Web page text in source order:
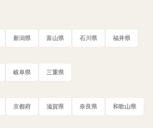
新潟県 富山県 石川県 福井県
岐阜県 三重県
京都府 滋賀県 奈良県 和歌山県